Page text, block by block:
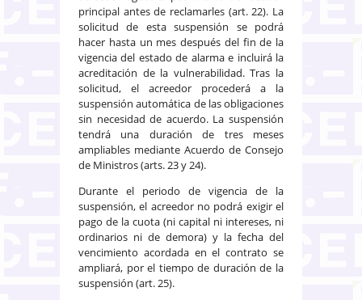
principal antes de reclamarles (art. 22). La
solicitud de esta suspensión se podrá
hacer hasta un mes después del fin de la
vigencia del estado de alarma e incluirá la
acreditación de la vulnerabilidad. Tras la
solicitud, el acreedor procederá a la
suspensión automática de las obligaciones
sin necesidad de acuerdo. La suspensión
tendrá una duración de tres meses
ampliables mediante Acuerdo de Consejo
de Ministros (arts. 23 y 24).
Durante el periodo de vigencia de la
suspensión, el acreedor no podrá exigir el
pago de la cuota (ni capital ni intereses, ni
ordinarios ni de demora) y la fecha del
vencimiento acordada en el contrato se
ampliará, por el tiempo de duración de la
suspensión (art. 25).